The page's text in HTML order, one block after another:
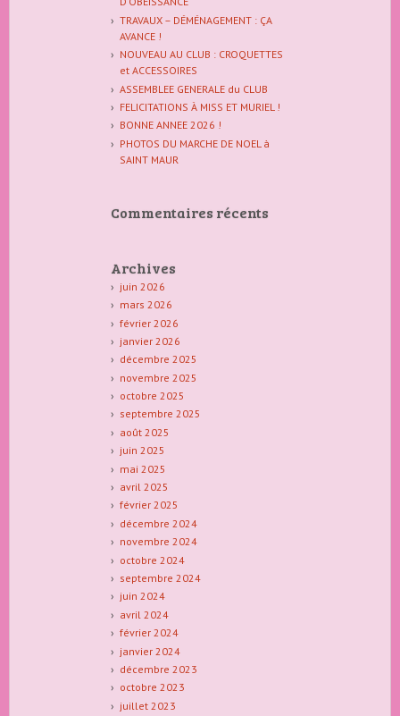
TRAVAUX – DÉMÉNAGEMENT : ÇA
AVANCE !
NOUVEAU AU CLUB : CROQUETTES
et ACCESSOIRES
ASSEMBLEE GENERALE du CLUB
FELICITATIONS À MISS ET MURIEL !
BONNE ANNEE 2026 !
PHOTOS DU MARCHE DE NOEL à
SAINT MAUR
Commentaires récents
Archives
juin 2026
mars 2026
février 2026
janvier 2026
décembre 2025
novembre 2025
octobre 2025
septembre 2025
août 2025
juin 2025
mai 2025
avril 2025
février 2025
décembre 2024
novembre 2024
octobre 2024
septembre 2024
juin 2024
avril 2024
février 2024
janvier 2024
décembre 2023
octobre 2023
juillet 2023